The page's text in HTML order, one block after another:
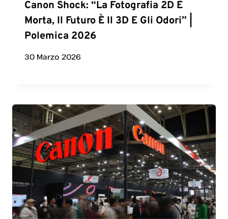
Canon Shock: “La Fotografia 2D È
Morta, Il Futuro È Il 3D E Gli Odori” |
Polemica 2026
30 Marzo 2026